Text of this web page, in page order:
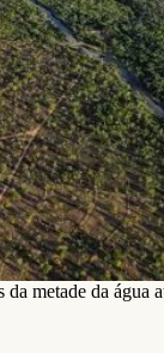
metade da